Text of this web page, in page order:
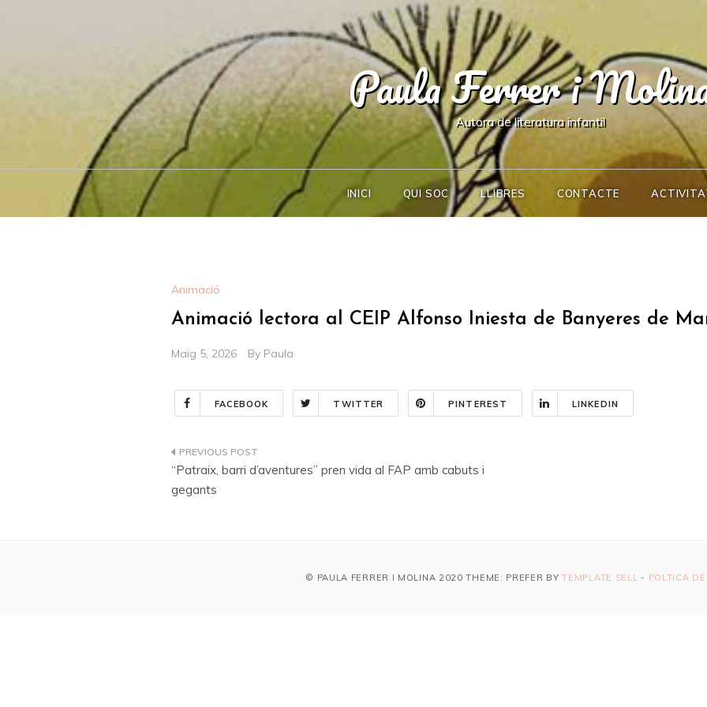
Paula Ferrer i
Autora de literatura infantil
INICI QUI SOC LLIBRES CONTACTE
Animació
Animació lectora al CEIP Alfonso Iniesta de Banyeres de
Maig 5, 2026 By Paula
FACEBOOK TWITTER PINTEREST LINKEDIN
Navegació
d'entrades
“Patraix, barri d’aventures” pren vida al FAP amb cabuts i
gegants
© PAULA FERRER I MOLINA 2020 THEME: PREFER BYTEMPLATE SELL - POLTICA